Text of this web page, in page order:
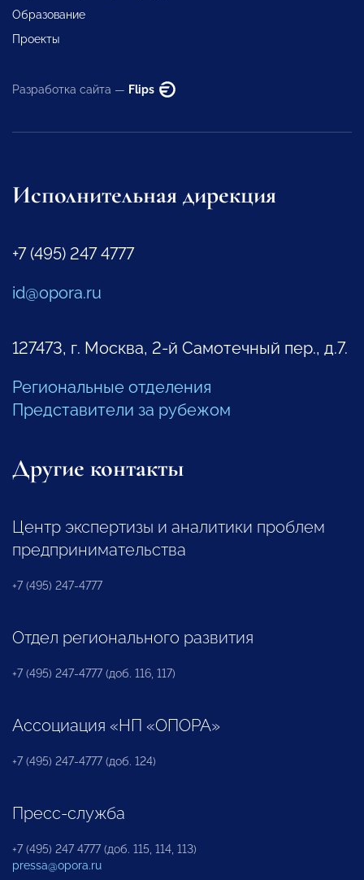
Образование
Проекты
Разработка сайта — Flips
Исполнительная дирекция
+7 (495) 247 4777
id@opora.ru
127473, г. Москва, 2-й Самотечный пер., д.7.
Региональные отделения
Представители за рубежом
Другие контакты
Центр экспертизы и аналитики проблем
предпринимательства
+7 (495) 247-4777
Отдел регионального развития
+7 (495) 247-4777 (доб. 116, 117)
Ассоциация «НП «ОПОРА»
+7 (495) 247-4777 (доб. 124)
Пресс-служба
+7 (495) 247 4777 (доб. 115, 114, 113)
pressa@opora.ru